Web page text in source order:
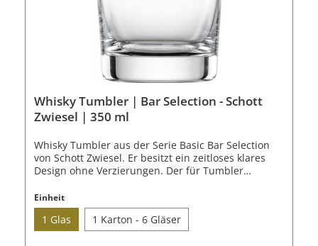
Whisky Tumbler | Bar Selection - Schott
Zwiesel | 350 ml
Whisky Tumbler aus der Serie Basic Bar Selection
von Schott Zwiesel. Er besitzt ein zeitloses klares
Design ohne Verzierungen. Der für Tumbler
Stand- Der Tumbler wird nach oben leicht breiter
und erhält so seinen klassischen Look.Der Whisky
Tumblerist aus dem patentierten Tritan Kristallglas
von Schott Zwiesel gefertigt. Dieses überzeugt
Einheit
1 Glas 1 Karton - 6 Gläser